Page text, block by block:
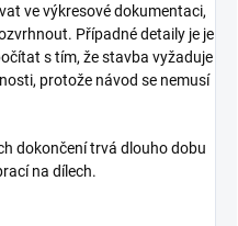
ve výkresové dokumentaci,
Případné detaily je je
s tím, že stavba vyžaduje
protože návod se nemusí
dokončení trvá dlouho dobu
na dílech.